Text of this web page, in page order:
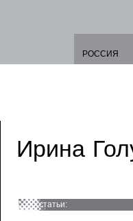
РОССИЯ
Ирина
статьи: